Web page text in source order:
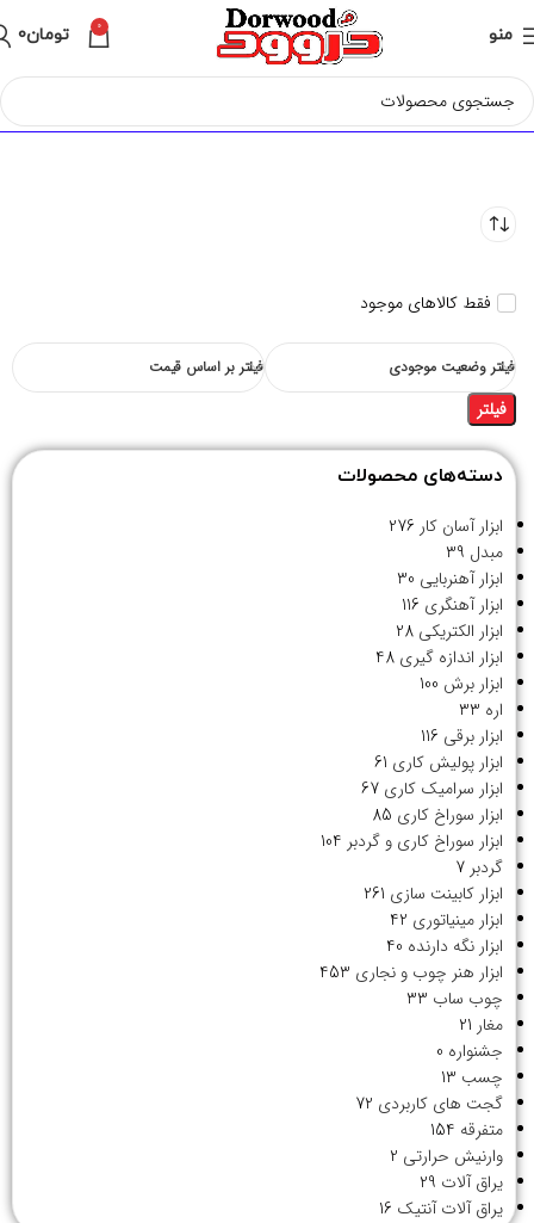
منو 0 تومان0
فقط کالاهای موجود
فیلتر وضعیت موجودی فیلتر بر اساس قیمت
فیلتر
دسته‌های محصولات
ابزار آسان کار 276
مبدل 39
ابزار آهنربایی 30
ابزار آهنگری 116
ابزار الکتریکی 28
ابزار اندازه گیری 48
ابزار برش 100
اره 33
ابزار برقی 116
ابزار پولیش کاری 61
ابزار سرامیک کاری 67
ابزار سوراخ کاری 85
ابزار سوراخ کاری و گردبر 104
گردبر 7
ابزار کابینت سازی 261
ابزار مینیاتوری 42
ابزار نگه دارنده 40
ابزار هنر چوب و نجاری 453
چوب ساب 33
مغار 21
جشنواره 0
چسب 13
گجت های کاربردی 72
متفرقه 154
وارنیش حرارتی 2
یراق آلات 29
یراق آلات آنتیک 16